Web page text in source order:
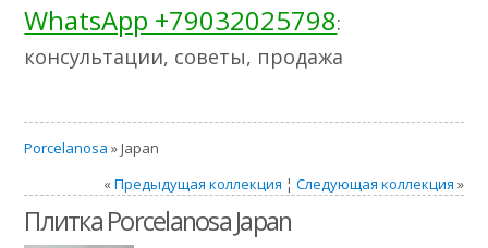
WhatsApp +79032025798:
консультации, советы, продажа
Porcelanosa » Japan
«Предыдущая коллекция ¦ Следующая коллекция »
Плитка Porcelanosa Japan